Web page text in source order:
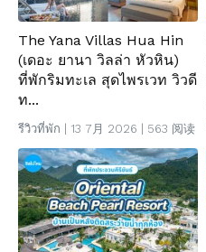
The Yana Villas Hua Hin
(เดอะ ยานา วิลล่า หัวหิน)
ที่พักริมทะเล สุดไพรเวท วิวดี
ท...
รีวิวที่พัก | 13 7月 2026 | 563 阅读